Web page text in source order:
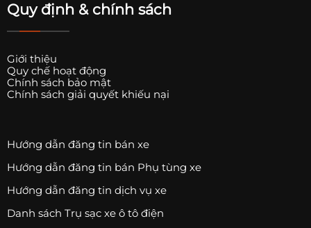
Quy định & chính sách
Giới thiệu
Quy chế hoạt động
Chính sách bảo mật
Chính sách giải quyết khiếu nại
Hướng dẫn đăng tin bán xe
Hướng dẫn đăng tin bán Phụ tùng xe
Hướng dẫn đăng tin dịch vụ xe
Danh sách Trụ sạc xe ô tô điện